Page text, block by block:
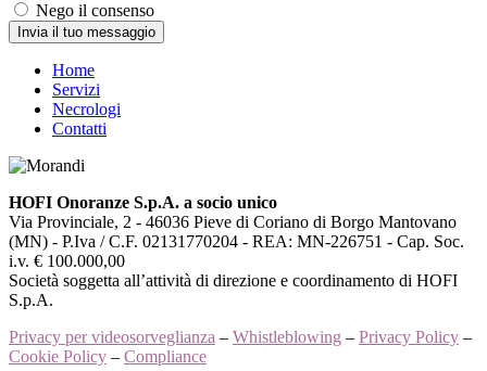
Nego il consenso
Invia il tuo messaggio
Home
Servizi
Necrologi
Contatti
HOFI Onoranze S.p.A. a socio unico
Via Provinciale, 2 - 46036 Pieve di Coriano di Borgo Mantovano
(MN) - P.Iva / C.F. 02131770204 - REA: MN-226751 - Cap. Soc.
i.v. € 100.000,00
Società soggetta all’attività di direzione e coordinamento di HOFI
S.p.A.
Privacy per videosorveglianza – Whistleblowing – Privacy Policy –
Cookie Policy – Compliance